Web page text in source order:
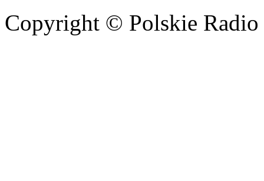
Copyright © Polskie